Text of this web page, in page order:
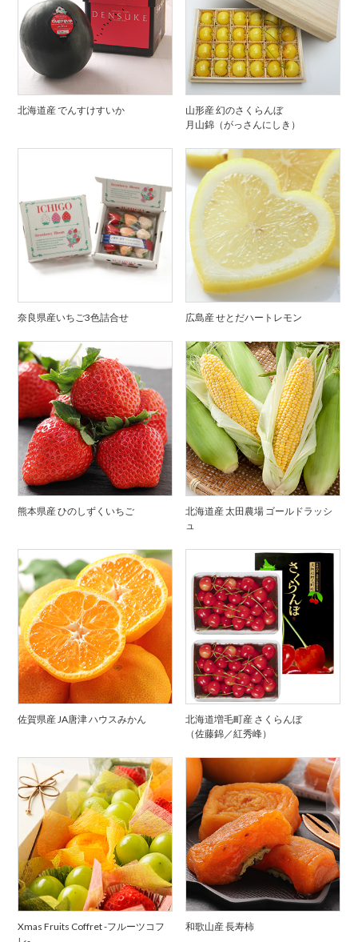
北海道産 でんすけすいか
山形産 幻のさくらんぼ
月山錦（がっさんにしき）
奈良県産いちご3色詰合せ 広島産 せとだハートレモン
熊本県産 ひのしずくいちご
北海道産 太田農場 ゴールドラッシ
ュ
佐賀県産 JA唐津 ハウスみかん
北海道増毛町産 さくらんぼ
（佐藤錦／紅秀峰）
Xmas Fruits Coffret -フルーツコフ
和歌山産 長寿柿